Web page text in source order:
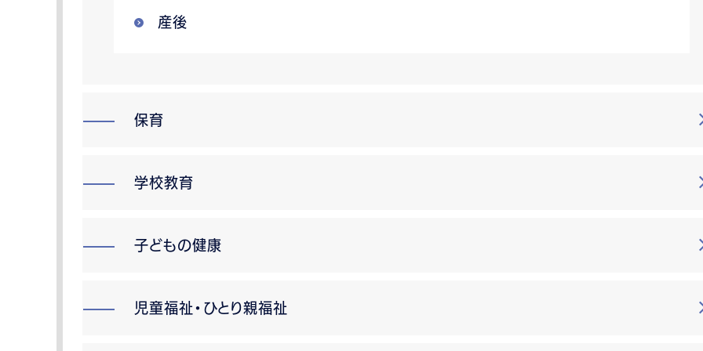
産後
保育
学校教育
子どもの健康
児童福祉・ひとり親福祉